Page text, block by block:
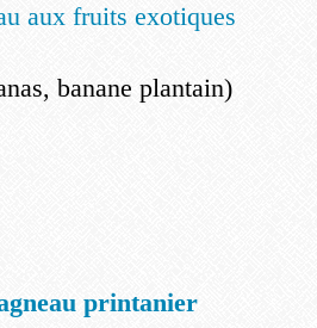
aux fruits exotiques
banane plantain)
printanier